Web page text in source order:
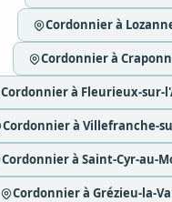
Cordonnier à
Cordonnier à
Cordonnier à Fleurieux-sur-
Cordonnier à Villefranche-
Cordonnier à Saint-Cyr-au-
Cordonnier à Grézieu-la-